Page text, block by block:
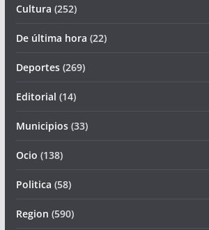
Cultura (252)
De última hora (22)
Deportes(269)
Editorial (14)
Municipios(33)
Ocio (138)
Politica (58)
Region (590)